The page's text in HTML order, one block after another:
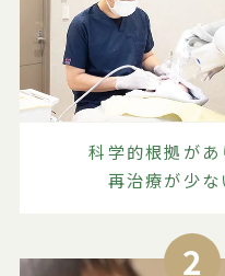
科学的根拠があ
再治療が少な
2